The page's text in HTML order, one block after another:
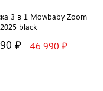
3 в 1 Mowbaby Zoom
black
₽ 46 990 ₽